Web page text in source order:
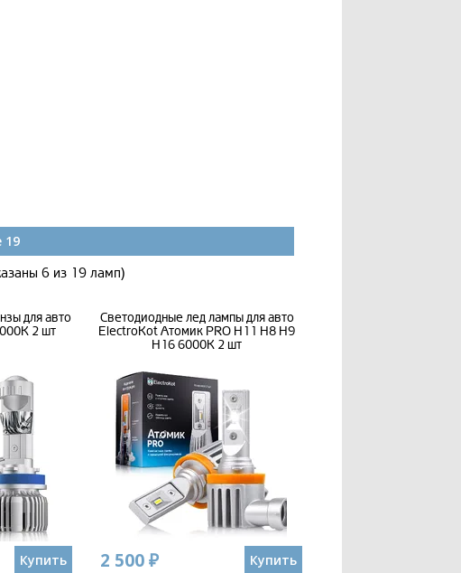
19
6 из 19 ламп)
для авто
2 шт
Купить
Светодиодные лед лампы для авто
ElectroKot Атомик PRO H11 H8 H9
H16 6000K 2 шт
2 500 ₽ Купить